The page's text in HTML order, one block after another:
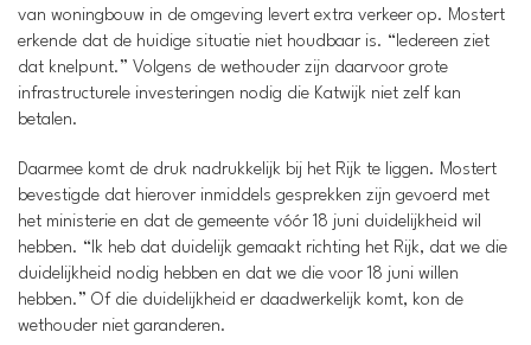
van woningbouw in de omgeving levert extra verkeer op. Mostert
erkende dat de huidige situatie niet houdbaar is. “Iedereen ziet
dat knelpunt.” Volgens de wethouder zijn daarvoor grote
infrastructurele investeringen nodig die Katwijk niet zelf kan
betalen.
Daarmee komt de druk nadrukkelijk bij het Rijk te liggen. Mostert
bevestigde dat hierover inmiddels gesprekken zijn gevoerd met
het ministerie en dat de gemeente vóór 18 juni duidelijkheid wil
hebben. “Ik heb dat duidelijk gemaakt richting het Rijk, dat we die
duidelijkheid nodig hebben en dat we die voor 18 juni willen
hebben.” Of die duidelijkheid er daadwerkelijk komt, kon de
wethouder niet garanderen.